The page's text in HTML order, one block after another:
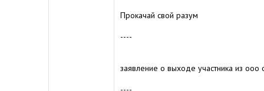
Прокачай свой разум
----
заявление о выходе участника из ооо